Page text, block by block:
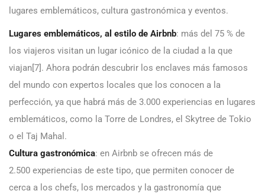
lugares emblemáticos, cultura gastronómica y eventos.
Lugares emblemáticos, al estilo de Airbnb: más del 75 % de
los viajeros visitan un lugar icónico de la ciudad a la que
viajan[7]. Ahora podrán descubrir los enclaves más famosos
del mundo con expertos locales que los conocen a la
perfección, ya que habrá más de 3.000 experiencias en lugares
emblemáticos, como la Torre de Londres, el Skytree de Tokio
o el Taj Mahal.
Cultura gastronómica: en Airbnb se ofrecen más de
2.500 experiencias de este tipo, que permiten conocer de
cerca a los chefs, los mercados y la gastronomía que